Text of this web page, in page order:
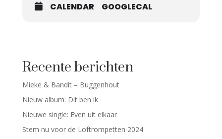
CALENDAR GOOGLECAL
Recente berichten
Mieke & Bandit – Buggenhout
Nieuw album: Dit ben ik
Nieuwe single: Even uit elkaar
Stem nu voor de Loftrompetten 2024